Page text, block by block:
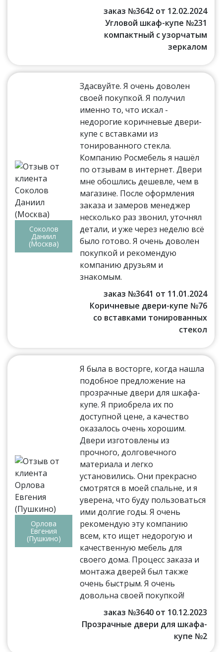
заказ №3642 от 12.02.2024
Угловой шкаф-купе №231
компактный с узорчатым
зеркалом
Соколов
Даниил
(Москва)
Здасвуйте. Я очень доволен
своей покупкой. Я получил
именно то, что искал -
недорогие коричневые двери-
купе с вставками из
тонированного стекла.
Компанию Росмебель я нашёл
по отзывам в интернет. Двери
мне обошлись дешевле, чем в
магазине. После оформления
заказа и замеров менеджер
несколько раз звонил, уточнял
детали, и уже через неделю всё
было готово. Я очень доволен
покупкой и рекомендую
компанию друзьям и
знакомым.
заказ №3641 от 11.01.2024
Коричневые двери-купе №76
со вставками тонированных
стекол
Орлова
Евгения
(Пушкино)
Я была в восторге, когда нашла
подобное предложение на
прозрачные двери для шкафа-
купе. Я приобрела их по
доступной цене, а качество
оказалось очень хорошим.
Двери изготовлены из
прочного, долговечного
материала и легко
установились. Они прекрасно
смотрятся в моей спальне, и я
уверена, что буду пользоваться
ими долгие годы. Я очень
рекомендую эту компанию
всем, кто ищет недорогую и
качественную мебель для
своего дома. Процесс заказа и
монтажа дверей был также
очень быстрым. Я очень
довольна своей покупкой!
заказ №3640 от 10.12.2023
Прозрачные двери для шкафа-
купе №2